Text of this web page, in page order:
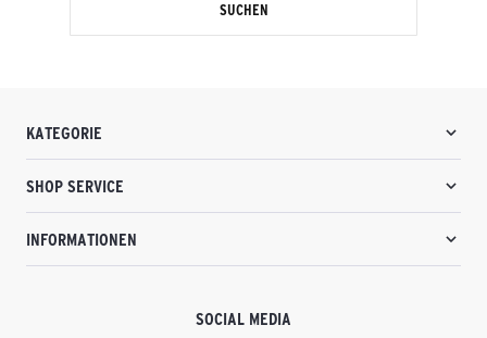
SUCHEN
KATEGORIE
SHOP SERVICE
INFORMATIONEN
SOCIAL MEDIA